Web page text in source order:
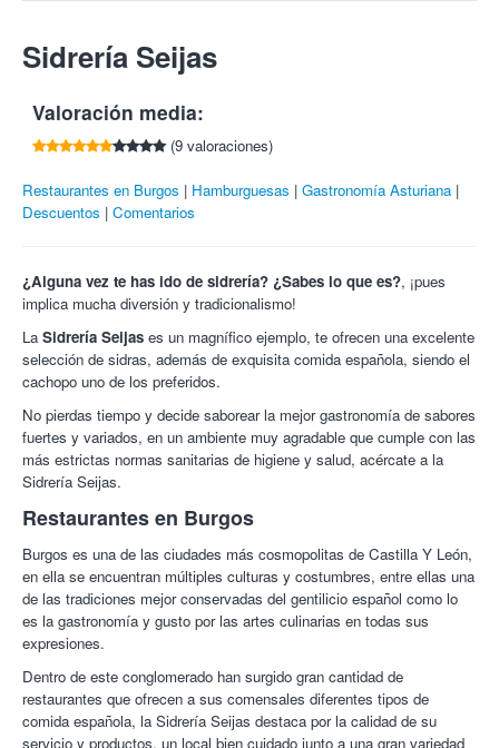
Gambas gabardina.
Morcilla Burgos.
Pan con ajo.
Bebidas a elegir:
1 Botella de Sidra.
2 Refrescos.
¡Degusta lo mejor de Asturias en Colectivia!
Imprescindible llevar el cupón impreso.
09007 Burgos, España
Tlf:654 88 50 92
por cada amigo que compre esta oferta.
Sidrería Seijas
Valoración media:
(9 valoraciones)
Restaurantes en Burgos Hamburguesas
Gastronomía Asturiana
Descuentos
Comentarios
¿Alguna vez te has ido de sidrería? ¿Sabes lo que es?, ¡pues
implica mucha diversión y tradicionalismo!
La Sidrería Seijas es un magnífico ejemplo, te ofrecen una excelente
selección de sidras, además de exquisita comida española, siendo el
cachopo uno de los preferidos.
No pierdas tiempo y decide saborear la mejor gastronomía de sabores
fuertes y variados, en un ambiente muy agradable que cumple con las
más estrictas normas sanitarias de higiene y salud, acércate a la
Sidrería Seijas.
Restaurantes en Burgos
Burgos es una de las ciudades más cosmopolitas de Castilla Y León,
en ella se encuentran múltiples culturas y costumbres, entre ellas una
de las tradiciones mejor conservadas del gentilicio español como lo
es la gastronomía y gusto por las artes culinarias en todas sus
expresiones.
Dentro de este conglomerado han surgido gran cantidad de
restaurantes que ofrecen a sus comensales diferentes tipos de
comida española, la Sidrería Seijas destaca por la calidad de su
servicio y productos, un local bien cuidado junto a una gran variedad